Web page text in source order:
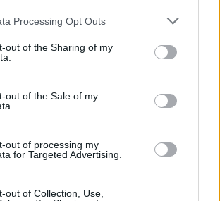
Processing Opt Outs
out of the Sharing of my
out of the Sale of my
out of processing my
for Targeted Advertising.
out of Collection, Use,